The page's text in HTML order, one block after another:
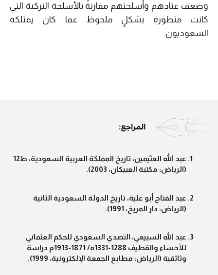
وضعف عتادهم وأسلحتهم مقارنةً بالأسلحة التركية التي
كانت متطورة بشكلٍ ملحوظ عما كان يمتلكه
السعوديون.
عبد الله العثيمين، تاريخ المملكة العربية السعودية، ط12
(الرياض: مكتبة العبيكان، 2003).
عبد الفتاح أبو علية، تاريخ الدولة السعودية الثانية
(الرياض: دار المريخ، 1991).
عبد الله السبيعي، التصدي السعودي للحكم العثماني
للأحساء والقطيف 1288-1331ه/ 1871-1913م دراسة
وثائقية (الرياض: مطابع الجمعة الإلكترونية، 1999).